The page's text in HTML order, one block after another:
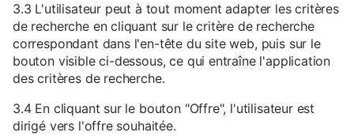
3.3 L'utilisateur peut à tout moment adapter les critères
de recherche en cliquant sur le critère de recherche
correspondant dans l'en-tête du site web, puis sur le
bouton visible ci-dessous, ce qui entraîne l'application
des critères de recherche.
3.4 En cliquant sur le bouton "Offre", l'utilisateur est
dirigé vers l'offre souhaitée.